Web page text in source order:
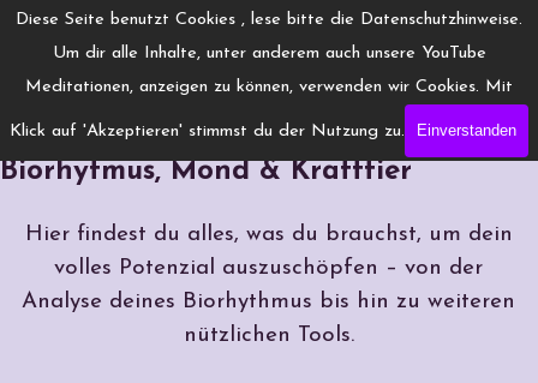
Diese Seite benutzt Cookies , lese bitte die Datenschutzhinweise.
Um dir alle Inhalte, unter anderem auch unsere YouTube
Meditationen, anzeigen zu können, verwenden wir Cookies. Mit
Klick auf 'Akzeptieren' stimmst du der Nutzung zu. Einverstanden
Direkt zum Seiteninhalt
www.Engelchanneling.de
Menü überspringen
Dein Energiekompass kostenlos:
Biorhytmus, Mond & Krafttier
Hier findest du alles, was du brauchst, um dein
volles Potenzial auszuschöpfen – von der
Analyse deines Biorhythmus bis hin zu weiteren
nützlichen Tools.